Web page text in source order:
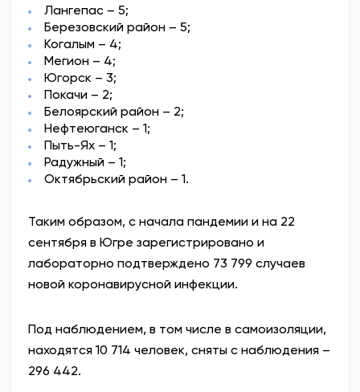
Лангепас – 5;
Березовский район – 5;
Когалым – 4;
Мегион – 4;
Югорск – 3;
Покачи – 2;
Белоярский район – 2;
Нефтеюганск – 1;
Пыть-Ях – 1;
Радужный – 1;
Октябрьский район – 1.
Таким образом, с начала пандемии и на 22
сентября в Югре зарегистрировано и
лабораторно подтверждено 73 799 случаев
новой коронавирусной инфекции.
Под наблюдением, в том числе в самоизоляции,
находятся 10 714 человек, сняты с наблюдения –
296 442.